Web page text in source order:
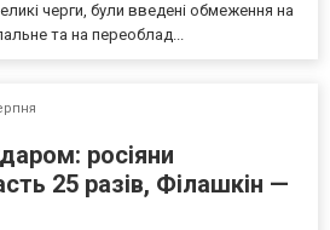
черги, були введені обмеження на
та на переоблад...
росіяни
25 разів, Філашкін —